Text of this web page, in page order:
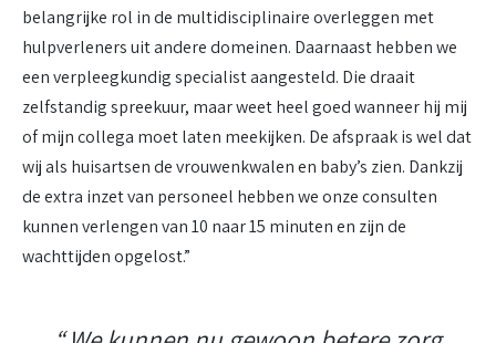
belangrijke rol in de multidisciplinaire overleggen met
hulpverleners uit andere domeinen. Daarnaast hebben we
een verpleegkundig specialist aangesteld. Die draait
zelfstandig spreekuur, maar weet heel goed wanneer hij mij
of mijn collega moet laten meekijken. De afspraak is wel dat
wij als huisartsen de vrouwenkwalen en baby’s zien. Dankzij
de extra inzet van personeel hebben we onze consulten
kunnen verlengen van 10 naar 15 minuten en zijn de
wachttijden opgelost.”